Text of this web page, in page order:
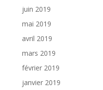
juin 2019
mai 2019
avril 2019
mars 2019
février 2019
janvier 2019